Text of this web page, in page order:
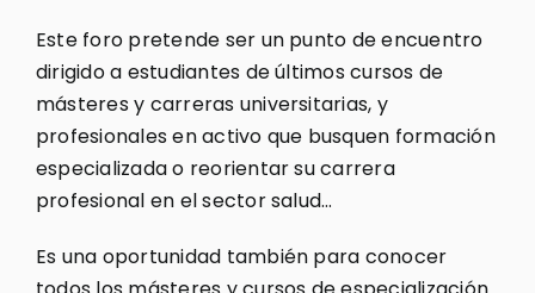
Este foro pretende ser un punto de encuentro
dirigido a estudiantes de últimos cursos de
másteres y carreras universitarias, y
profesionales en activo que busquen formación
especializada o reorientar su carrera
profesional en el sector salud…
Es una oportunidad también para conocer